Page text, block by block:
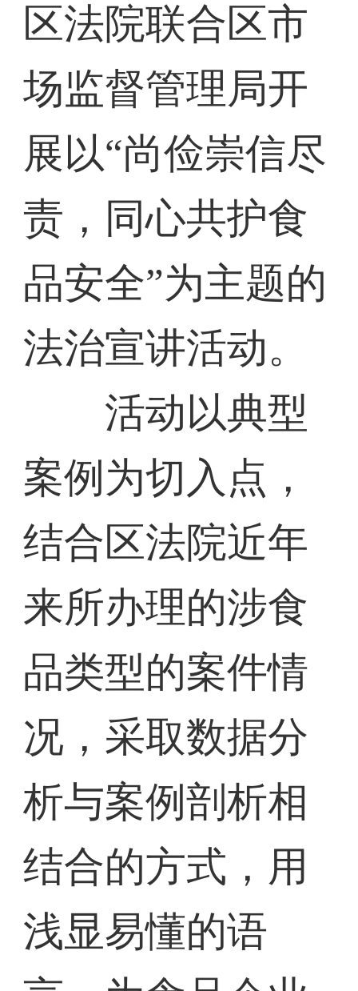
区法院联合区市
场监督管理局开
展以“尚俭崇信尽
责，同心共护食
品安全”为主题的
法治宣讲活动。
活动以典型
案例为切入点，
结合区法院近年
来所办理的涉食
品类型的案件情
况，采取数据分
析与案例剖析相
结合的方式，用
浅显易懂的语